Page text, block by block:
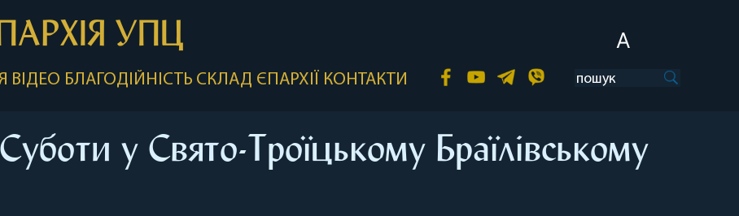
A
УПЦ
ВІДЕО БЛАГОДІЙНІСТЬ СКЛАД ЄПАРХІЇ КОНТАКТИ
у Свято-Троїцькому Браїлівському